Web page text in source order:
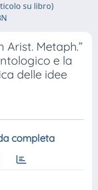
su libro)
Arist. Metaph.”
e la
delle idee
completa